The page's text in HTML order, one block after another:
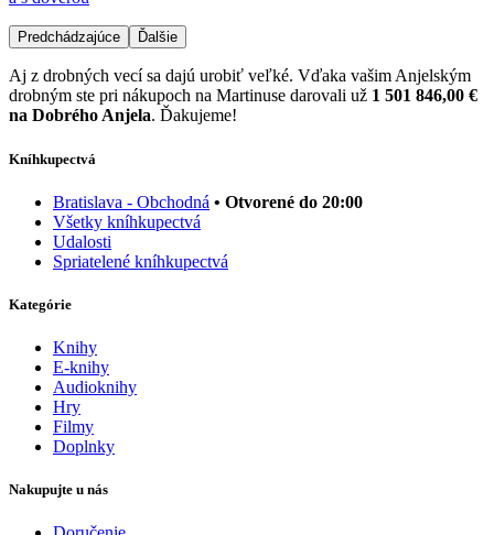
Predchádzajúce Ďalšie
Aj z drobných vecí sa dajú urobiť veľké. Vďaka vašim Anjelským
drobným ste pri nákupoch na Martinuse darovali už 1 501 846,00 €
na Dobrého Anjela. Ďakujeme!
Kníhkupectvá
Bratislava - Obchodná • Otvorené do 20:00
Všetky kníhkupectvá
Udalosti
Spriatelené kníhkupectvá
Kategórie
Knihy
E-knihy
Audioknihy
Hry
Filmy
Doplnky
Nakupujte u nás